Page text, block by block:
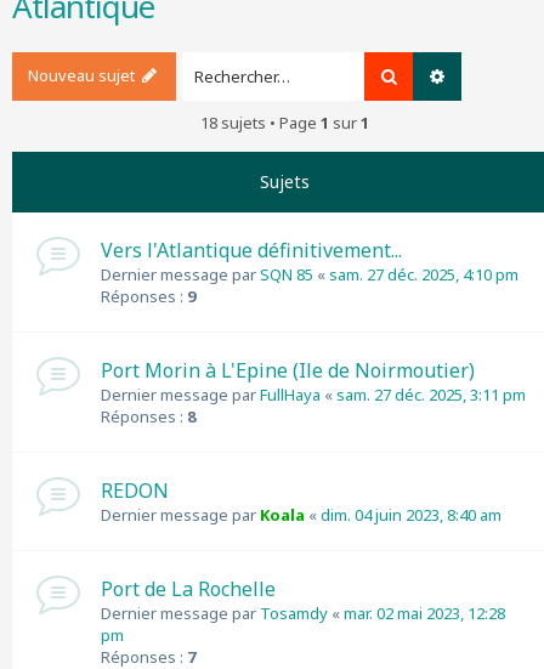
Nouveau sujet Rechercher
18 sujets • Page 1 sur1
Sujets
Vers l'Atlantique définitivement...
Dernier message parSQN 85 «sam. 27 déc. 2025, 4:10 pm
Réponses : 9
Port Morin à L'Epine (Ile de Noirmoutier)
Dernier message parFullHaya «sam. 27 déc. 2025, 3:11 pm
Réponses : 8
REDON
Dernier message par Koala «dim. 04 juin 2023, 8:40 am
Port de La Rochelle
Dernier message par Tosamdy «mar. 02 mai 2023, 12:28
pm
Réponses : 7